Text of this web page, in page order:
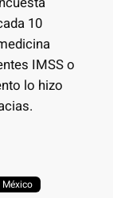
10
IMSS o
lo hizo
México